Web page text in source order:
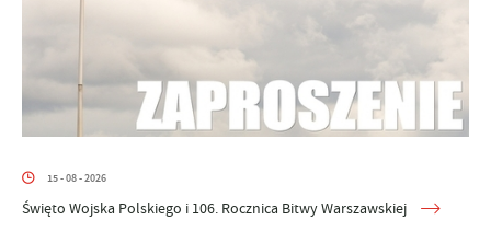
15 - 08 - 2026
Święto Wojska Polskiego i 106. Rocznica Bitwy Warszawskiej